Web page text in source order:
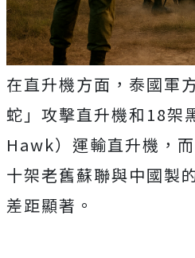
在直升機方面，泰國軍
蛇」攻擊直升機和18架
Hawk）運輸直升機，
十架老舊蘇聯與中國製
差距顯著。